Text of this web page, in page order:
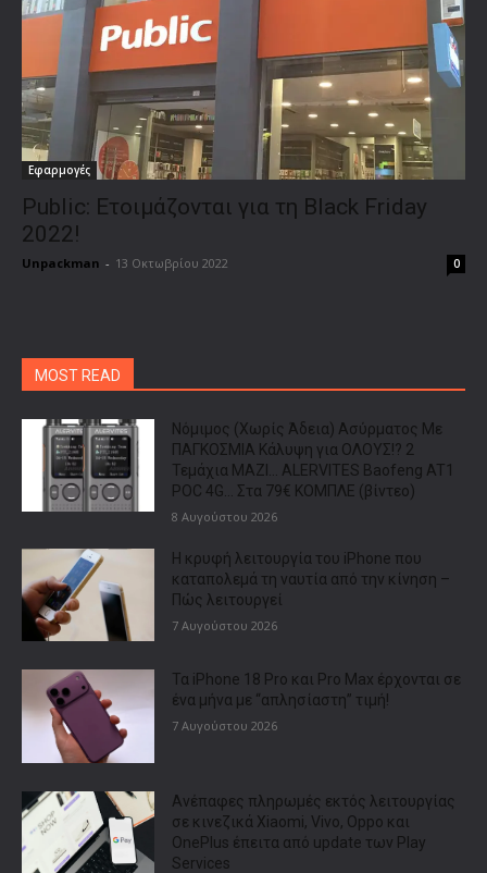
Εφαρμογές
Public: Ετοιμάζονται για τη Black Friday
2022!
Unpackman - 13 Οκτωβρίου 2022 0
MOST READ
Νόμιμος (Χωρίς Άδεια) Ασύρματος Με
ΠΑΓΚΟΣΜΙΑ Κάλυψη για ΟΛΟΥΣ!? 2
Τεμάχια ΜΑΖΙ… ALERVITES Baofeng AT1
POC 4G… Στα 79€ ΚΟΜΠΛΕ (βίντεο)
8 Αυγούστου 2026
Η κρυφή λειτουργία του iPhone που
καταπολεμά τη ναυτία από την κίνηση –
Πώς λειτουργεί
7 Αυγούστου 2026
Τα iPhone 18 Pro και Pro Max έρχονται σε
ένα μήνα με “απλησίαστη” τιμή!
7 Αυγούστου 2026
Ανέπαφες πληρωμές εκτός λειτουργίας
σε κινεζικά Xiaomi, Vivo, Oppo και
OnePlus έπειτα από update των Play
Services